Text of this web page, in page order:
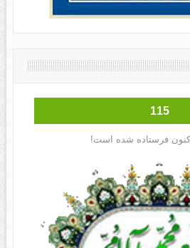
115
فرستاده شده است!